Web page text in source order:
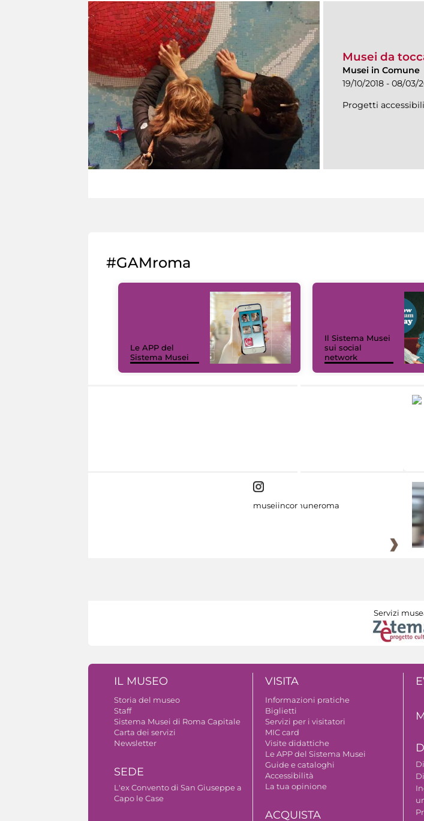
Musei da
Musei in Comune
19/10/2018 - 08/03/
Progetti accessibili
#GAMroma
Le APP del
Sistema Musei
Il Sistema Musei
sui social
network
museiincomuneroma
Servizi
IL MUSEO
Storia del museo
Staff
Sistema Musei di Roma Capitale
Carta dei servizi
Newsletter
SEDE
L'ex Convento di San Giuseppe a
Capo le Case
VISITA
Informazioni pratiche
Biglietti
Servizi per i visitatori
MIC card
Visite didattiche
Le APP del Sistema Musei
Guide e cataloghi
Accessibilità
La tua opinione
ACQUISTA